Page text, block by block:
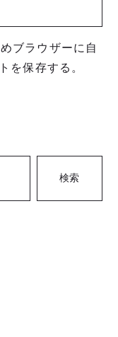
ブラウザーに自
を保存する。
検索